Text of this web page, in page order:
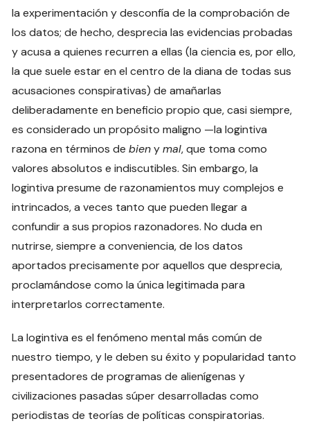
la experimentación y desconfía de la comprobación de
los datos; de hecho, desprecia las evidencias probadas
y acusa a quienes recurren a ellas (la ciencia es, por ello,
la que suele estar en el centro de la diana de todas sus
acusaciones conspirativas) de amañarlas
deliberadamente en beneficio propio que, casi siempre,
es considerado un propósito maligno —la logintiva
razona en términos debienymal, que toma como
valores absolutos e indiscutibles. Sin embargo, la
logintiva presume de razonamientos muy complejos e
intrincados, a veces tanto que pueden llegar a
confundir a sus propios razonadores. No duda en
nutrirse, siempre a conveniencia, de los datos
aportados precisamente por aquellos que desprecia,
proclamándose como la única legitimada para
interpretarlos correctamente.
La logintiva es el fenómeno mental más común de
nuestro tiempo, y le deben su éxito y popularidad tanto
presentadores de programas de alienígenas y
civilizaciones pasadas súper desarrolladas como
periodistas de teorías de políticas conspiratorias.